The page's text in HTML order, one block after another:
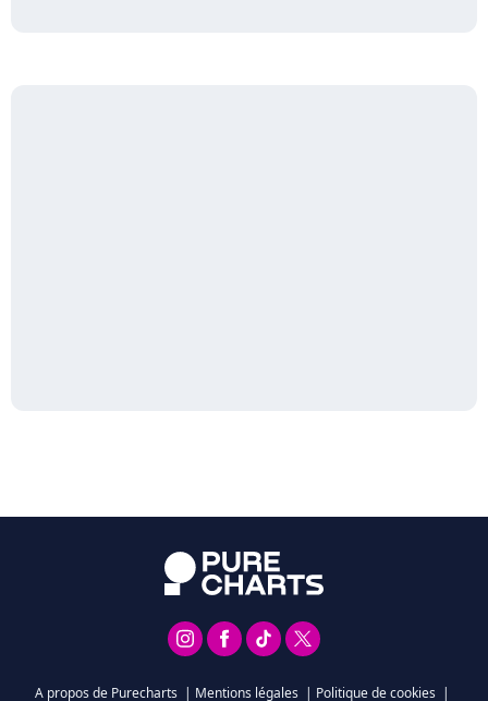
A propos de Purecharts | Mentions légales | Politique de cookies |